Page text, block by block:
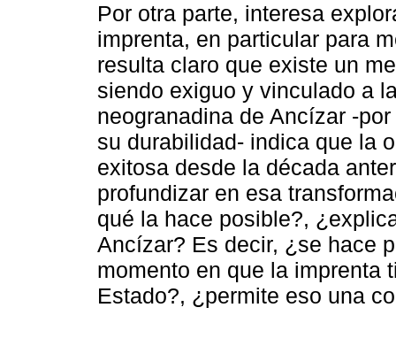
Por otra parte, interesa
imprenta, en particular para
resulta claro que existe un
siendo exiguo y vinculado a
neogranadina de Ancízar -
su durabilidad- indica que la
exitosa desde la década
profundizar en esa
qué la hace posible?,
Ancízar? Es decir, ¿se hace
momento en que la imprenta
Estado?, ¿permite eso una